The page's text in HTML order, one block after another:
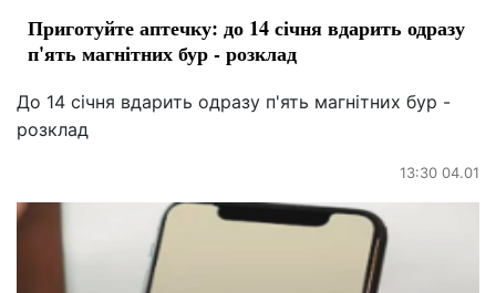
Приготуйте аптечку: до 14 січня вдарить одразу
п'ять магнітних бур - розклад
До 14 січня вдарить одразу п'ять магнітних бур -
розклад
13:30 04.01